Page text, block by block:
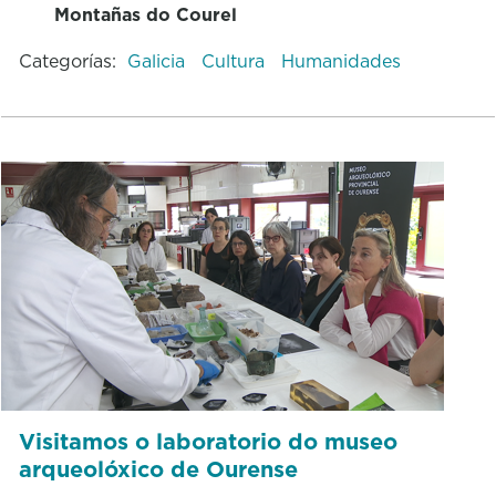
Montañas do Courel
Categorías: Galicia Cultura Humanidades
Visitamos o laboratorio do museo
arqueolóxico de Ourense